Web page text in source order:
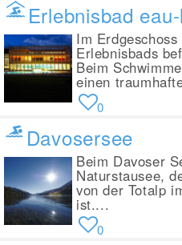
Erlebnisbad
Im
Erlebnisbads
Beim
einen
0
Davosersee
Beim Davoser
Naturstausee,
von der Totalp
ist....
0